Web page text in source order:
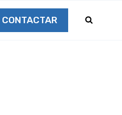
CONTACTAR